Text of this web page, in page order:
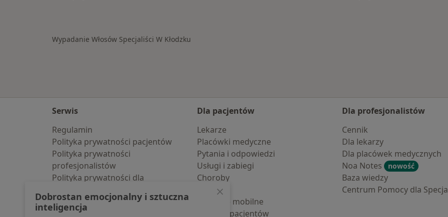
Wypadanie Włosów Specjaliści W Kłodzku
Serwis
Regulamin
Polityka prywatności pacjentów
Polityka prywatności
profesjonalistów
Polityka prywatności dla
pozyskaliśmy samodzielnie
Polityka cookies
Dla pacjentów
Lekarze
Placówki medyczne
Pytania i odpowiedzi
Usługi i zabiegi
Choroby
Pomoc
Aplikacje mobilne
Blog dla pacjentów
Dla profesjonalistów
Cennik
Dla lekarzy
Dla placówek medycznych
Noa Notes
nowość
Baza wiedzy
Centrum Pomocy dla
Dobrostan emocjonalny i sztuczna
inteligencja